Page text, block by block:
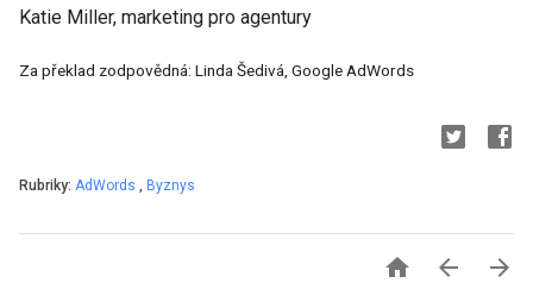
Katie Miller, marketing pro agentury
Za překlad zodpovědná: Linda Šedivá, Google AdWords
Rubriky: AdWords , Byznys
  